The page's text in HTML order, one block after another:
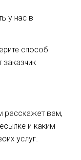
у нас в
способ
заказчик
расскажет вам,
и каким
услуг.